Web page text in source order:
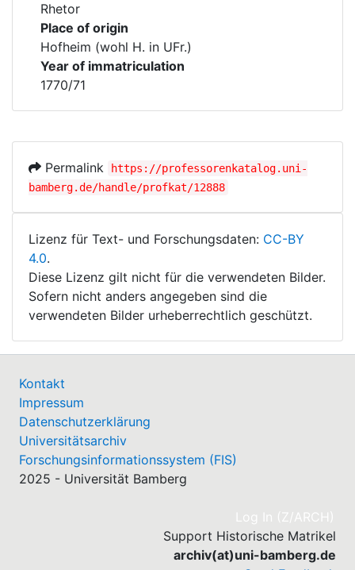
Rhetor
Place of origin
Hofheim (wohl H. in UFr.)
Year of immatriculation
1770/71
Permalink
https://professorenkatalog.uni-
bamberg.de/handle/profkat/12888
Lizenz für Text- und Forschungsdaten: CC-BY
4.0.
Diese Lizenz gilt nicht für die verwendeten Bilder.
Sofern nicht anders angegeben sind die
verwendeten Bilder urheberrechtlich geschützt.
Kontakt
Impressum
Datenschutzerklärung
Universitätsarchiv
Forschungsinformationssystem (FIS)
2025 - Universität Bamberg
Log In (Z/ARCH)
Support Historische Matrikel
archiv(at)uni-bamberg.de